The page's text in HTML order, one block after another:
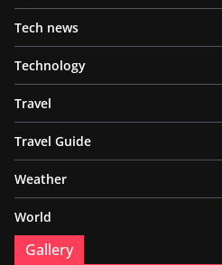
Tech news
Technology
Travel
Travel Guide
Weather
World
Gallery